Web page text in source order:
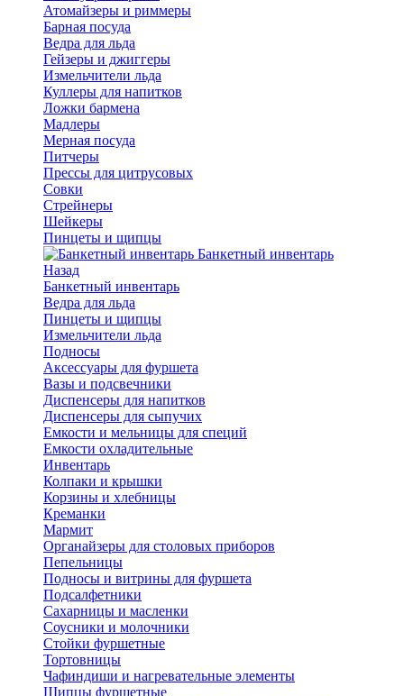
Атомайзеры и риммеры
Барная посуда
Ведра для льда
Гейзеры и джиггеры
Измельчители льда
Куллеры для напитков
Ложки бармена
Мадлеры
Мерная посуда
Питчеры
Прессы для цитрусовых
Совки
Стрейнеры
Шейкеры
Пинцеты и щипцы
Банкетный инвентарь
Назад
Банкетный инвентарь
Ведра для льда
Пинцеты и щипцы
Измельчители льда
Подносы
Аксессуары для фуршета
Вазы и подсвечники
Диспенсеры для напитков
Диспенсеры для сыпучих
Емкости и мельницы для специй
Емкости охладительные
Инвентарь
Колпаки и крышки
Корзины и хлебницы
Креманки
Мармит
Органайзеры для столовых приборов
Пепельницы
Подносы и витрины для фуршета
Подсалфетники
Сахарницы и масленки
Соусники и молочники
Стойки фуршетные
Тортовницы
Чафиндиши и нагревательные элементы
Щипцы фуршетные